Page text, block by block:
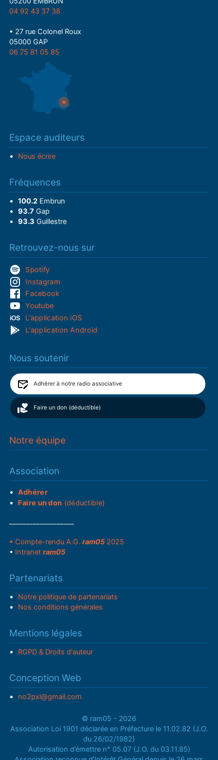
04 92 43 37 38
• 27 rue Colonel Roux
05000 GAP
06 75 81 05 85
Espace auditeurs
Nous écrire
Fréquences
100.2Embrun
93.7 Gap
93.3 Guillestre
Retrouvez-nous sur
Spotify
Instagram
Facebook
Youtube
L'application iOS
L'application Android
Nous soutenir
Adhérer à notre radio associative
Faire un don (déductible)
Notre équipe
Association
Adhérer
Faire un don (déductible)
• Compte-rendu A.G.ram05 2025
• Intranetram05
Partenariats
Notre politique de partenariats
Nos conditions générales
Mentions légales
RGPD & Droits d'auteur
Conception Web
no2pxl@gmail.com
© ram05 - 2026
Association Loi 1901 déclarée en Préfecture le 11.02.82 (J.O.
du 26/02/1982)
Autorisation d’émettre n° 05.07 (J.O. du 03.11.85)